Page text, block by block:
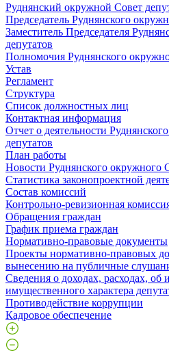
Руднянский окружной Совет
Председатель Руднянского
Заместитель Председателя
депутатов
Полномочия Руднянского
Устав
Регламент
Структура
Список должностных лиц
Контактная информация
Отчет о деятельности
депутатов
План работы
Новости Руднянского окружного
Статистика законопроектной
Состав комиссий
Контрольно-ревизионная
Обращения граждан
График приема граждан
Нормативно-правовые документы
Проекты нормативно-правовых
вынесению на публичные
Сведения о доходах, расходах, об
имущественного характера
Противодействие коррупции
Кадровое обеспечение